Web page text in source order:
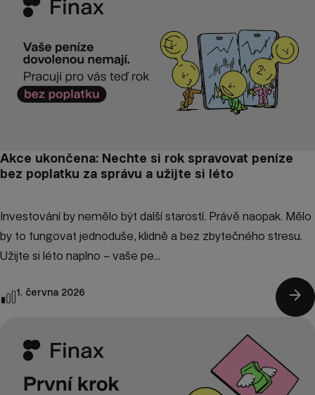
Akce ukončena: Nechte si rok spravovat peníze
bez poplatku za správu a užijte si léto
Investování by nemělo být další starostí. Právě naopak. Mělo
by to fungovat jednoduše, klidně a bez zbytečného stresu.
Užijte si léto naplno – vaše pe...
1. června 2026 arrow_forward